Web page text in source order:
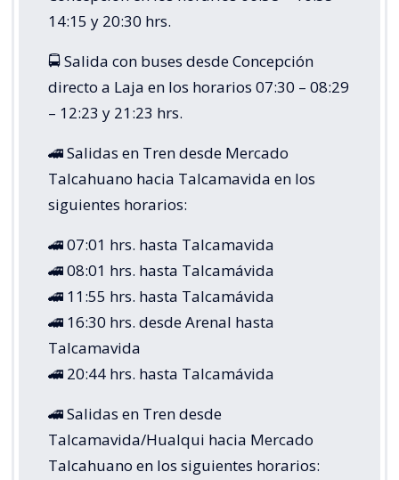
14:15 y 20:30 hrs.
🚍 Salida con buses desde Concepción
directo a Laja en los horarios 07:30 – 08:29
– 12:23 y 21:23 hrs.
🚄 Salidas en Tren desde Mercado
Talcahuano hacia Talcamavida en los
siguientes horarios:
🚄 07:01 hrs. hasta Talcamavida
🚄 08:01 hrs. hasta Talcamávida
🚄 11:55 hrs. hasta Talcamávida
🚄 16:30 hrs. desde Arenal hasta
Talcamavida
🚄 20:44 hrs. hasta Talcamávida
🚄 Salidas en Tren desde
Talcamavida/Hualqui hacia Mercado
Talcahuano en los siguientes horarios: